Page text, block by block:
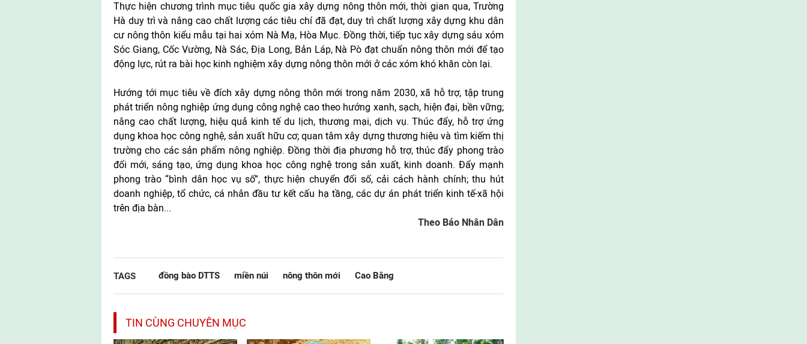
Thực hiện chương trình mục tiêu quốc gia xây dựng nông thôn mới, thời gian qua, Trường
Hà duy trì và nâng cao chất lượng các tiêu chí đã đạt, duy trì chất lượng xây dựng khu dân
cư nông thôn kiểu mẫu tại hai xóm Nà Mạ, Hòa Mục. Đồng thời, tiếp tục xây dựng sáu xóm
Sóc Giang, Cốc Vường, Nà Sác, Địa Long, Bản Láp, Nà Pò đạt chuẩn nông thôn mới để tạo
động lực, rút ra bài học kinh nghiệm xây dựng nông thôn mới ở các xóm khó khăn còn lại.
Hướng tới mục tiêu về đích xây dựng nông thôn mới trong năm 2030, xã hỗ trợ, tập trung
phát triển nông nghiệp ứng dụng công nghệ cao theo hướng xanh, sạch, hiện đại, bền vững;
nâng cao chất lượng, hiệu quả kinh tế du lịch, thương mại, dịch vụ. Thúc đẩy, hỗ trợ ứng
dụng khoa học công nghệ, sản xuất hữu cơ; quan tâm xây dựng thương hiệu và tìm kiếm thị
trường cho các sản phẩm nông nghiệp. Đồng thời địa phương hỗ trợ, thúc đẩy phong trào
đổi mới, sáng tạo, ứng dụng khoa học công nghệ trong sản xuất, kinh doanh. Đẩy mạnh
phong trào “bình dân học vụ số”, thực hiện chuyển đổi số, cải cách hành chính; thu hút
doanh nghiệp, tổ chức, cá nhân đầu tư kết cấu hạ tầng, các dự án phát triển kinh tế-xã hội
trên địa bàn...
Theo Báo Nhân Dân
TAGS đồng bào DTTS miền núi nông thôn mới Cao Bằng
TIN CÙNG CHUYÊN MỤC